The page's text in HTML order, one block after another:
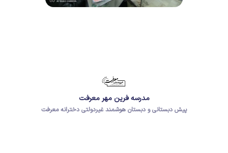
مدرسه فرین مهر معرفت
پیش دبستانی و دبستان هوشمند غیردولتی دخترانه معرفت